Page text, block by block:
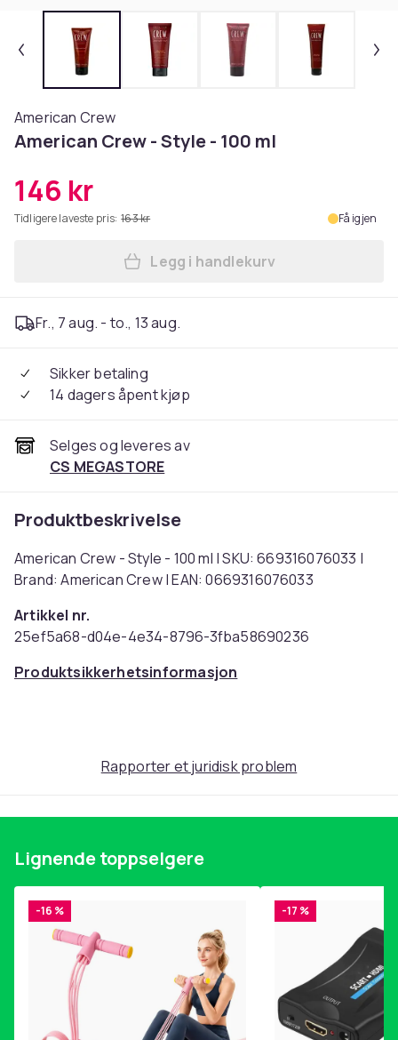
American Crew
American Crew - Style - 100 ml
146 kr
Tidligere laveste pris: 163 kr Få igjen
Legg American Crew -
Legg i handlekurv
Fr., 7 aug. - to., 13 aug.
Sikker betaling
14 dagers åpent kjøp
Selges og leveres av
CS MEGASTORE
Produktbeskrivelse
American Crew - Style - 100 ml | SKU: 669316076033 |
Brand: American Crew | EAN: 0669316076033
Artikkel nr.
25ef5a68-d04e-4e34-8796-3fba58690236
Produktsikkerhetsinformasjon
Rapporter et juridisk problem
Lignende toppselgere
-16 % -17 %